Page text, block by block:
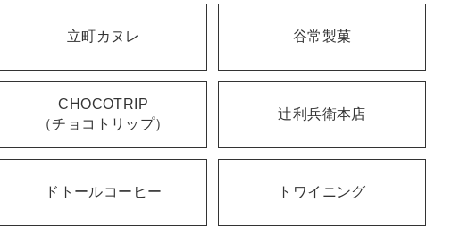
立町カヌレ 谷常製菓
CHOCOTRIP
（チョコトリップ）
辻利兵衛本店
ドトールコーヒー トワイニング